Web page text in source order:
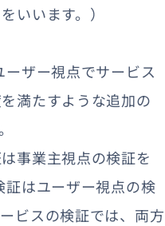
いいます。）
ザー視点でサービス
満たすような追加の
事業主視点の検証を
はユーザー視点の検
ビスの検証では、両方